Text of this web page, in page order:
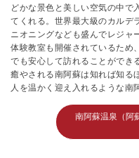
どかな景色と美しい空気の中で
てくれる。世界最大級のカルデ
ニオニングなども盛んでレジャ
体験教室も開催されているため
でも安心して訪れることができ
癒やされる南阿蘇は知れば知る
人を温かく迎え入れるような南
南阿蘇温泉（阿